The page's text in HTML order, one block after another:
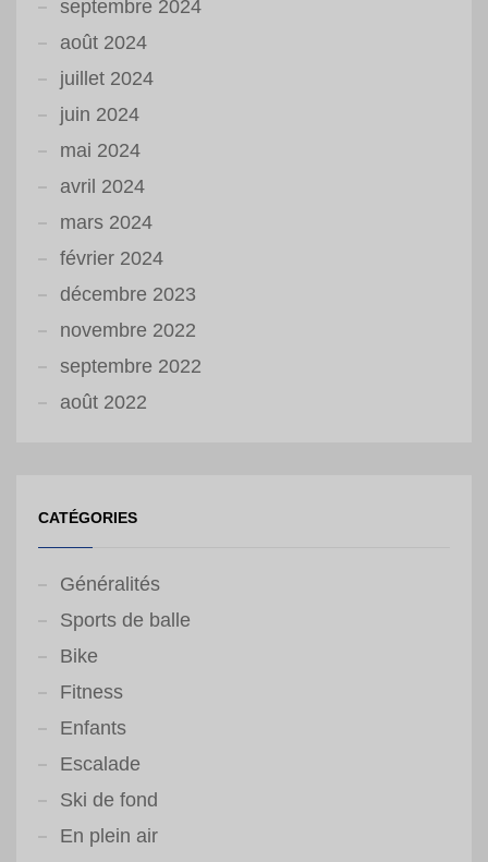
septembre 2024
août 2024
juillet 2024
juin 2024
mai 2024
avril 2024
mars 2024
février 2024
décembre 2023
novembre 2022
septembre 2022
août 2022
CATÉGORIES
Généralités
Sports de balle
Bike
Fitness
Enfants
Escalade
Ski de fond
En plein air